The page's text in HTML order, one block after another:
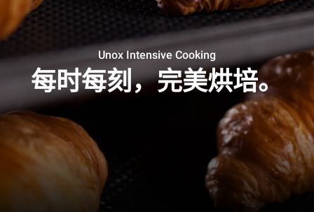
Unox Intensive Cooking
每时每刻，完美烘培。